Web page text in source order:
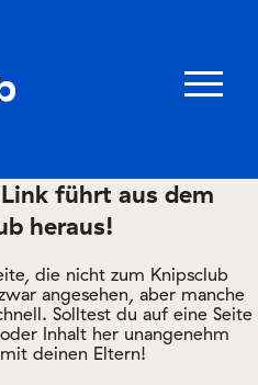
Menü
führt aus dem
heraus!
die nicht zum Knipsclub
angesehen, aber manche
Solltest du auf eine Seite
Inhalt her unangenehm
deinen Eltern!